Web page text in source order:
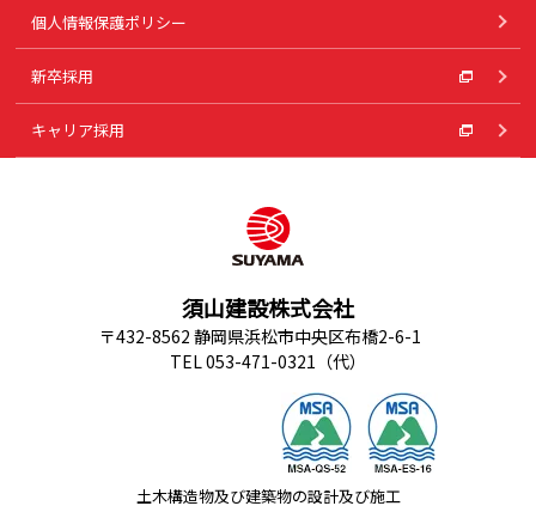
個人情報保護ポリシー
新卒採用
キャリア採用
須山建設株式会社
〒432-8562 静岡県浜松市中央区布橋2-6-1
TEL 053-471-0321（代）
土木構造物及び建築物の設計及び施工